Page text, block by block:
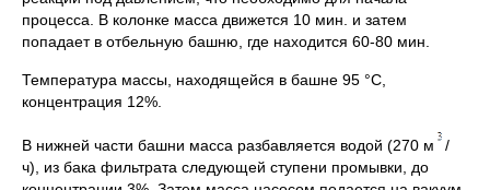
процесса. В колонке масса движется 10 мин. и затем
попадает в отбельную башню, где находится 60-80 мин.
Температура массы, находящейся в башне 95 °С,
концентрация 12%.
В нижней части башни масса разбавляется водой (270 м
/
ч), из бака фильтрата следующей ступени промывки, до